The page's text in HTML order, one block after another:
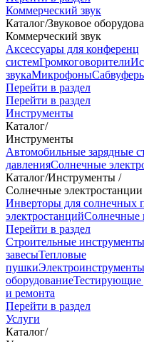
Коммерческий звук
Каталог/Звуковое
Коммерческий звук
Аксессуары для конференц
системГромкоговорители
звукаМикрофоны
Перейти в раздел
Перейти в раздел
Инструменты
Каталог/
Инструменты
Автомобильные зарядные
давленияСолнечные
Каталог/Инструменты /
Солнечные электростанции
Инверторы для солнечных
электростанцийСолнечные
Перейти в раздел
Строительные инструменты
завесыТепловые
пушкиЭлектроинструменты
оборудованиеТестирующие
и ремонта
Перейти в раздел
Услуги
Каталог/